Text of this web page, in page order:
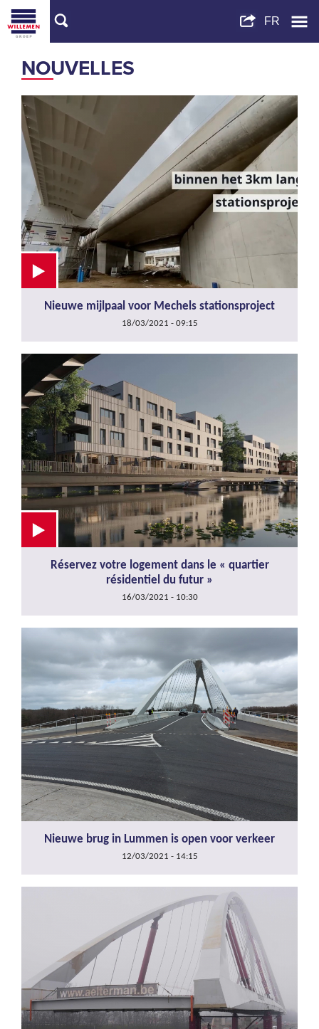
NOUVELLES
Nieuwe mijlpaal voor Mechels stationsproject
18/03/2021 - 09:15
Réservez votre logement dans le « quartier
résidentiel du futur »
16/03/2021 - 10:30
Nieuwe brug in Lummen is open voor verkeer
12/03/2021 - 14:15